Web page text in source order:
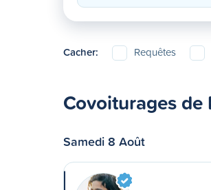
Cacher: Requêtes
Covoiturages
Samedi 8 Août